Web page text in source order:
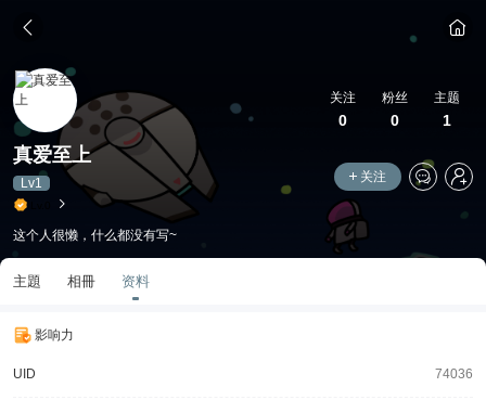
关注
0
粉丝
0
主题
1
真爱至上
Lv1 关注
这个人很懒，什么都没有写~
主題 相冊 资料
影响力
UID 74036